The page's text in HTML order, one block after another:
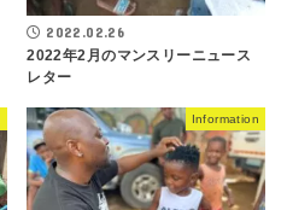
2022.02.26
2022年2月のマンスリーニュース
レター
Information